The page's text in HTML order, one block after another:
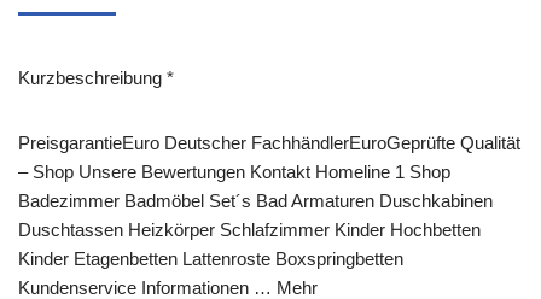
Kurzbeschreibung *
PreisgarantieEuro Deutscher FachhändlerEuroGeprüfte Qualität
– Shop Unsere Bewertungen Kontakt Homeline 1 Shop
Badezimmer Badmöbel Set´s Bad Armaturen Duschkabinen
Duschtassen Heizkörper Schlafzimmer Kinder Hochbetten
Kinder Etagenbetten Lattenroste Boxspringbetten
Kundenservice Informationen … Mehr